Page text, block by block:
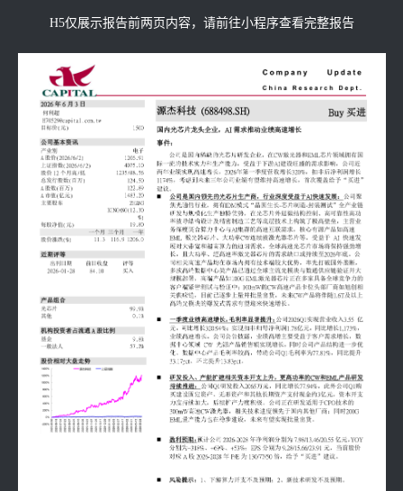
H5仅展示报告前两页内容，请前往小程序查看完整报告